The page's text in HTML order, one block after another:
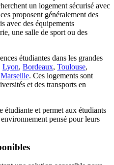
un logement sécurisé avec
proposent généralement des
avec des équipements
une salle de sport ou des
étudiantes dans les grandes
Lyon, Bordeaux, Toulouse,
Marseille. Ces logements sont
et des transports en
et permet aux étudiants
pensé pour leurs